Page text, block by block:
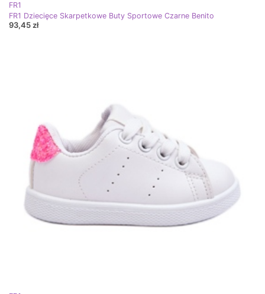
FR1
FR1 Dziecięce Skarpetkowe Buty Sportowe Czarne Benito
93,45 zł